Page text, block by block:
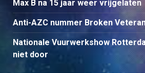
Max B na 15 jaar weer vrijgelaten
Anti-AZC nummer Broken
Nationale Vuurwerkshow
niet door